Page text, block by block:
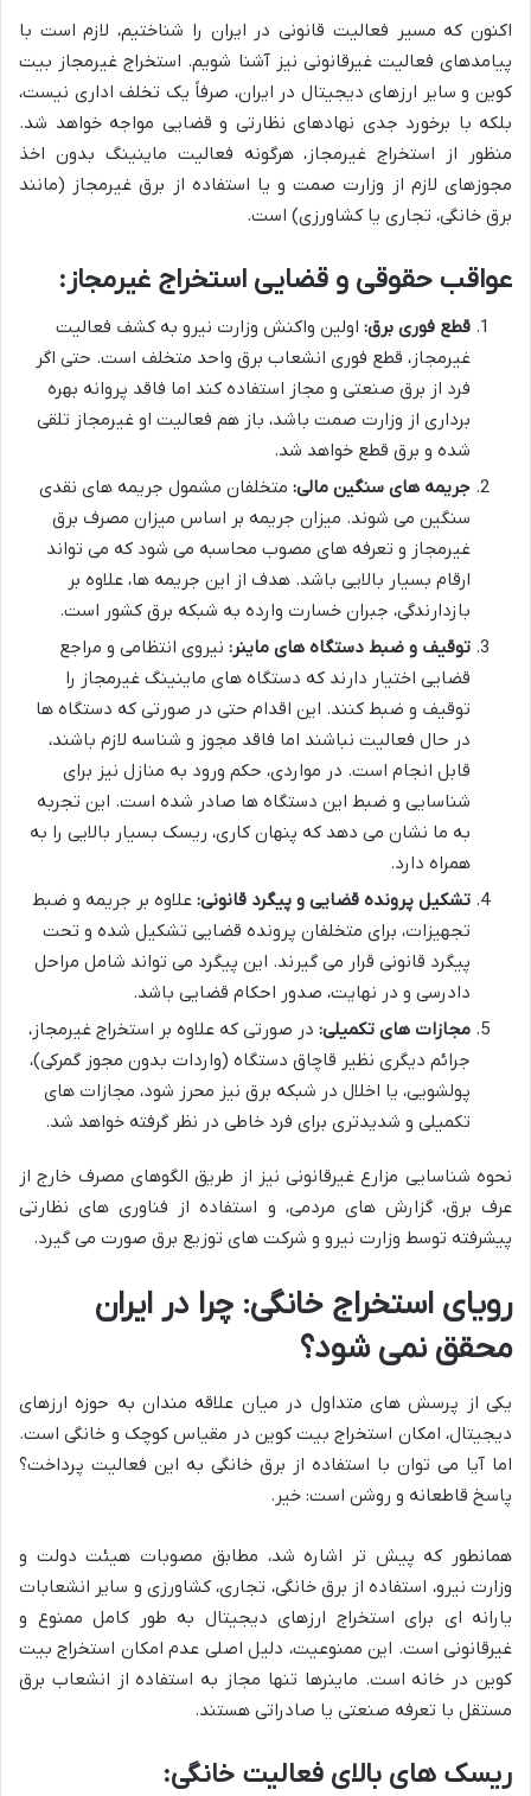
اکنون که مسیر فعالیت قانونی در ایران را شناختیم، لازم است با
پیامدهای فعالیت غیرقانونی نیز آشنا شویم. استخراج غیرمجاز بیت
کوین و سایر ارزهای دیجیتال در ایران، صرفاً یک تخلف اداری نیست،
بلکه با برخورد جدی نهادهای نظارتی و قضایی مواجه خواهد شد.
منظور از استخراج غیرمجاز، هرگونه فعالیت ماینینگ بدون اخذ
مجوزهای لازم از وزارت صمت و یا استفاده از برق غیرمجاز (مانند
برق خانگی، تجاری یا کشاورزی) است.
عواقب حقوقی و قضایی استخراج غیرمجاز:
قطع فوری برق: اولین واکنش وزارت نیرو به کشف فعالیت
غیرمجاز، قطع فوری انشعاب برق واحد متخلف است. حتی اگر
فرد از برق صنعتی و مجاز استفاده کند اما فاقد پروانه بهره
برداری از وزارت صمت باشد، باز هم فعالیت او غیرمجاز تلقی
شده و برق قطع خواهد شد.
جریمه های سنگین مالی: متخلفان مشمول جریمه های نقدی
سنگین می شوند. میزان جریمه بر اساس میزان مصرف برق
غیرمجاز و تعرفه های مصوب محاسبه می شود که می تواند
ارقام بسیار بالایی باشد. هدف از این جریمه ها، علاوه بر
بازدارندگی، جبران خسارت وارده به شبکه برق کشور است.
توقیف و ضبط دستگاه های ماینر: نیروی انتظامی و مراجع
قضایی اختیار دارند که دستگاه های ماینینگ غیرمجاز را
توقیف و ضبط کنند. این اقدام حتی در صورتی که دستگاه ها
در حال فعالیت نباشند اما فاقد مجوز و شناسه لازم باشند،
قابل انجام است. در مواردی، حکم ورود به منازل نیز برای
شناسایی و ضبط این دستگاه ها صادر شده است. این تجربه
به ما نشان می دهد که پنهان کاری، ریسک بسیار بالایی را به
همراه دارد.
تشکیل پرونده قضایی و پیگرد قانونی: علاوه بر جریمه و ضبط
تجهیزات، برای متخلفان پرونده قضایی تشکیل شده و تحت
پیگرد قانونی قرار می گیرند. این پیگرد می تواند شامل مراحل
دادرسی و در نهایت، صدور احکام قضایی باشد.
مجازات های تکمیلی: در صورتی که علاوه بر استخراج غیرمجاز،
جرائم دیگری نظیر قاچاق دستگاه (واردات بدون مجوز گمرکی)،
پولشویی، یا اخلال در شبکه برق نیز محرز شود، مجازات های
تکمیلی و شدیدتری برای فرد خاطی در نظر گرفته خواهد شد.
نحوه شناسایی مزارع غیرقانونی نیز از طریق الگوهای مصرف خارج از
عرف برق، گزارش های مردمی، و استفاده از فناوری های نظارتی
پیشرفته توسط وزارت نیرو و شرکت های توزیع برق صورت می گیرد.
رویای استخراج خانگی: چرا در ایران
محقق نمی شود؟
یکی از پرسش های متداول در میان علاقه مندان به حوزه ارزهای
دیجیتال، امکان استخراج بیت کوین در مقیاس کوچک و خانگی است.
اما آیا می توان با استفاده از برق خانگی به این فعالیت پرداخت؟
پاسخ قاطعانه و روشن است: خیر.
همانطور که پیش تر اشاره شد، مطابق مصوبات هیئت دولت و
وزارت نیرو، استفاده از برق خانگی، تجاری، کشاورزی و سایر انشعابات
یارانه ای برای استخراج ارزهای دیجیتال به طور کامل ممنوع و
غیرقانونی است. این ممنوعیت، دلیل اصلی عدم امکان استخراج بیت
کوین در خانه است. ماینرها تنها مجاز به استفاده از انشعاب برق
مستقل با تعرفه صنعتی یا صادراتی هستند.
ریسک های بالای فعالیت خانگی: